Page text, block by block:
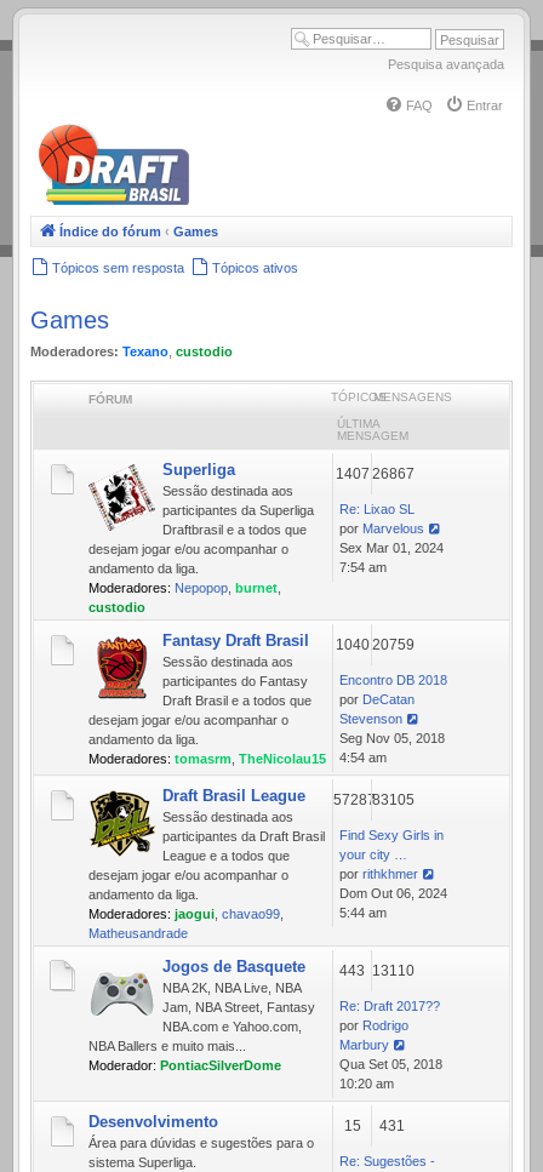
.
Pesquisa avançada
FAQ Entrar
Índice do fórum ‹ Games
Tópicos sem resposta Tópicos ativos
Games
Moderadores: Texano custodio
FÓRUM TÓPICOSMENSAGENS
ÚLTIMA
MENSAGEM
Superliga
Sessão destinada aos
participantes da Superliga
Draftbrasil e a todos que
desejam jogar e/ou acompanhar o
andamento da liga.
Moderadores: Nepopop burnet
custodio
1407 26867
Re: Lixao SL
por Marvelous
Ver
última
Sex Mar 01, 2024
7:54 am
Fantasy Draft Brasil
Sessão destinada aos
participantes do Fantasy
Draft Brasil e a todos que
desejam jogar e/ou acompanhar o
andamento da liga.
Moderadores: tomasrm TheNicolau15
104020759
Encontro DB 2018
por DeCatan
Stevenson
Ver
última
mensagem
Seg Nov 05, 2018
4:54 am
Draft Brasil League
Sessão destinada aos
participantes da Draft Brasil
League e a todos que
desejam jogar e/ou acompanhar o
andamento da liga.
Moderadores: jaogui chavao99
Matheusandrade
5728783105
Find Sexy Girls in
your city …
por rithkhmer
Ver
última
Dom Out 06, 2024
5:44 am
Jogos de Basquete
NBA 2K, NBA Live, NBA
Jam, NBA Street, Fantasy
NBA.com e Yahoo.com,
NBA Ballers e muito mais...
Moderador: PontiacSilverDome
443 13110
Re: Draft 2017??
por Rodrigo
Marbury
Ver
última
mensagem
Qua Set 05, 2018
10:20 am
Desenvolvimento
Área para dúvidas e sugestões para o
sistema Superliga.
15 431
Re: Sugestões -